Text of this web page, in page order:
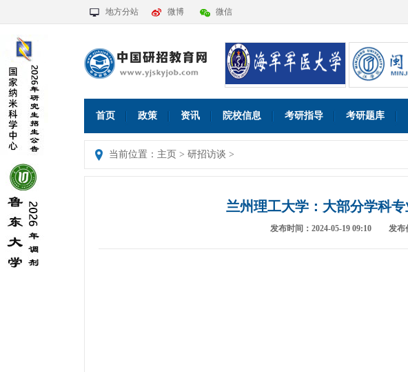
地方分站 微博 微信
首页 政策 资讯 院校信息 考研指导 考研题库
当前位置： 主页 > 研招访谈 >
兰州理工大学：大部分学科
发布时间：2024-05-19 09:10 发布